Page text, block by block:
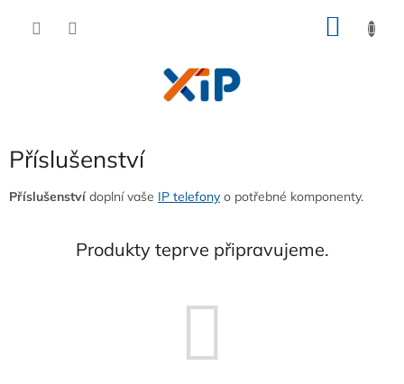
Příslušenství
Příslušenství doplní vaše IP telefony o potřebné komponenty.
Produkty teprve připravujeme.